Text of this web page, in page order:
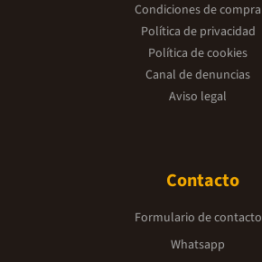
Condiciones de compra
Política de privacidad
Política de cookies
Canal de denuncias
Aviso legal
Contacto
Formulario de contacto
Whatsapp